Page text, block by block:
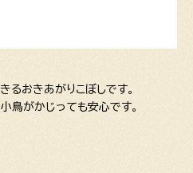
るおきあがりこぼしです。
鳥がかじっても安心です。